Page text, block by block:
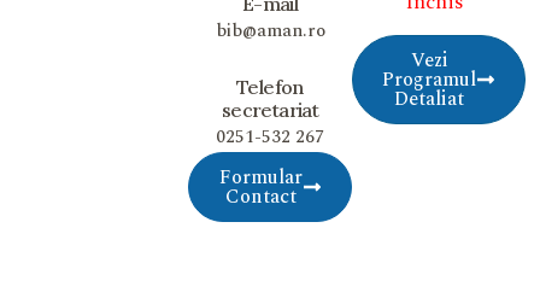
Vezi
Programul
Detaliat
bib@aman.ro
Telefon
secretariat
0251-532 267
Formular
Contact